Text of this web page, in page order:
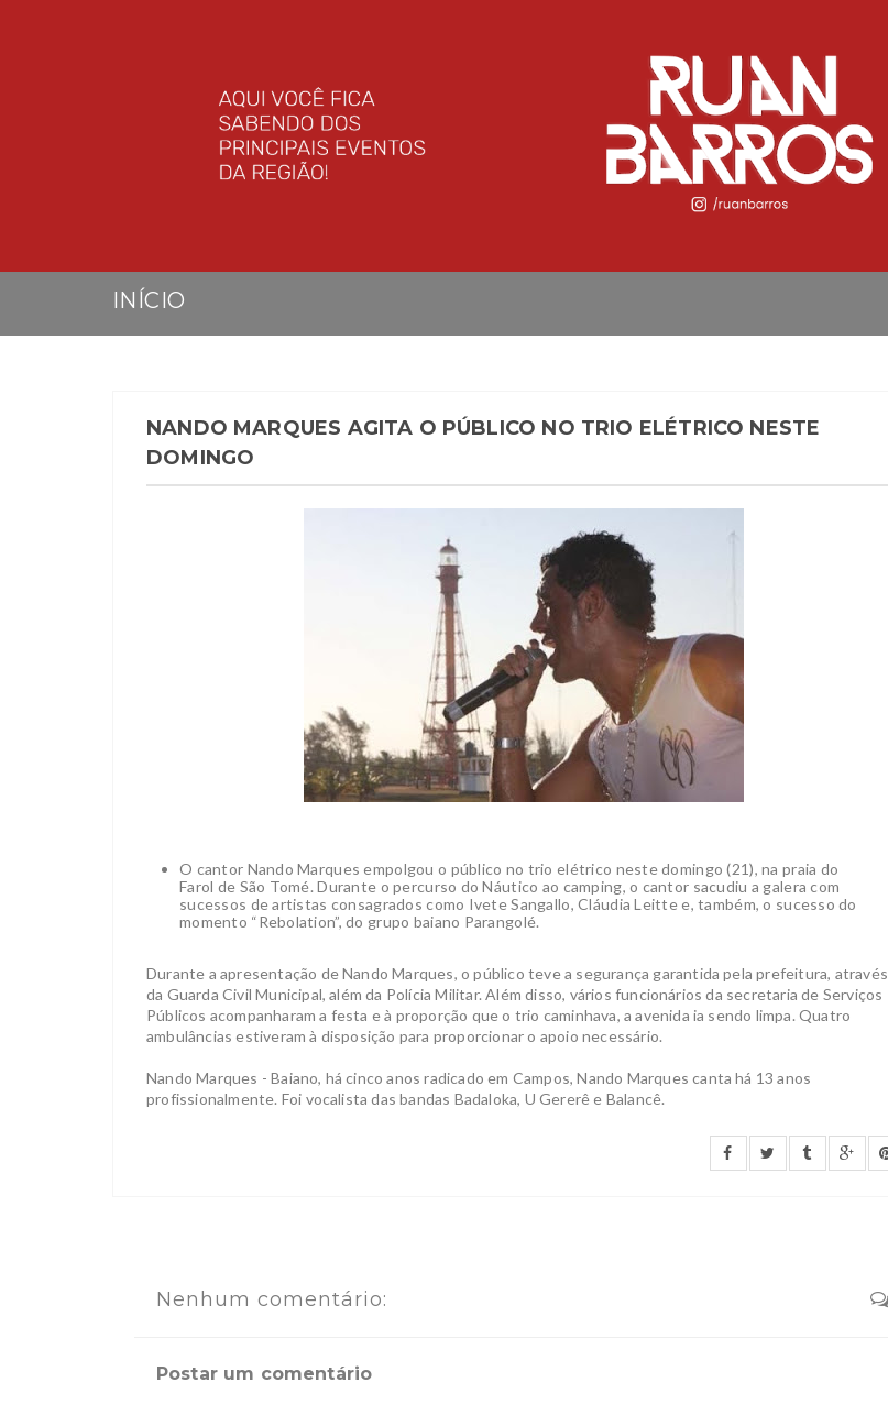
INÍCIO
NANDO MARQUES AGITA O PÚBLICO NO TRIO ELÉTRICO NESTE
DOMINGO
O cantor Nando Marques empolgou o público no trio elétrico neste domingo (21), na praia do
Farol de São Tomé. Durante o percurso do Náutico ao camping, o cantor sacudiu a galera com
sucessos de artistas consagrados como Ivete Sangallo, Cláudia Leitte e, também, o sucesso do
momento “Rebolation”, do grupo baiano Parangolé.
Durante a apresentação de Nando Marques, o público teve a segurança garantida pela prefeitura, através
da Guarda Civil Municipal, além da Polícia Militar. Além disso, vários funcionários da secretaria de Serviços
Públicos acompanharam a festa e à proporção que o trio caminhava, a avenida ia sendo limpa. Quatro
ambulâncias estiveram à disposição para proporcionar o apoio necessário.
Nando Marques - Baiano, há cinco anos radicado em Campos, Nando Marques canta há 13 anos
profissionalmente. Foi vocalista das bandas Badaloka, U Gererê e Balancê.
Nenhum comentário:
Postar um comentário